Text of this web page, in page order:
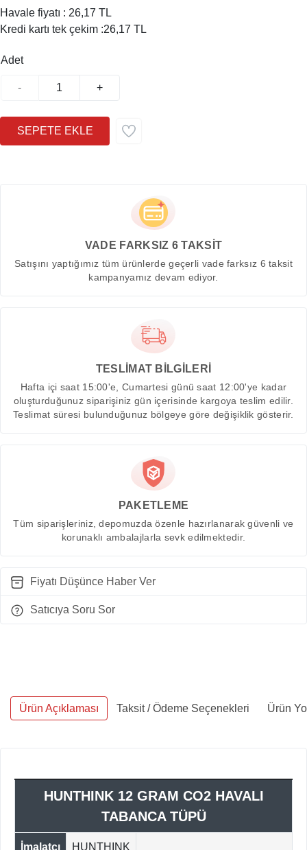
Havale fiyatı : 26,17 TL
Kredi kartı tek çekim :26,17 TL
Adet
- +
VADE FARKSIZ 6 TAKSİT
Satışını yaptığımız tüm ürünlerde geçerli vade farksız 6 taksit
kampanyamız devam ediyor.
TESLİMAT BİLGİLERİ
Hafta içi saat 15:00'e, Cumartesi günü saat 12:00'ye kadar
oluşturduğunuz siparişiniz gün içerisinde kargoya teslim edilir.
Teslimat süresi bulunduğunuz bölgeye göre değişiklik gösterir.
PAKETLEME
Tüm siparişleriniz, depomuzda özenle hazırlanarak güvenli ve
korunaklı ambalajlarla sevk edilmektedir.
Fiyatı Düşünce Haber Ver
Satıcıya Soru Sor
Ürün Açıklaması Taksit / Ödeme Seçenekleri Ürün
HUNTHINK 12 GRAM CO2 HAVALI
TABANCA TÜPÜ
İmalatçı HUNTHINK